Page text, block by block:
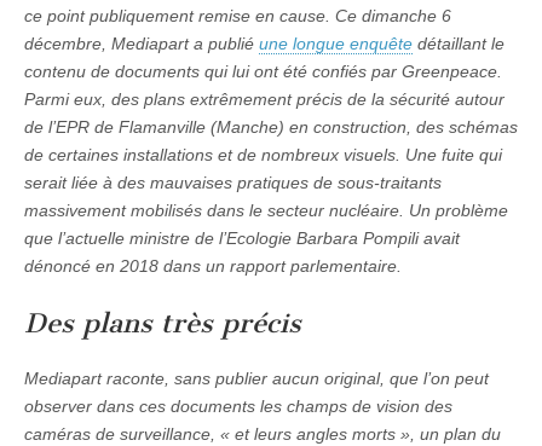
ce point publiquement remise en cause. Ce dimanche 6
décembre, Mediaparta publié une longue enquête détaillant le
contenu de documents qui lui ont été confiés par Greenpeace.
Parmi eux, des plans extrêmement précis de la sécurité autour
de l’EPR de Flamanville (Manche) en construction, des schémas
de certaines installations et de nombreux visuels. Une fuite qui
serait liée à des mauvaises pratiques de sous-traitants
massivement mobilisés dans le secteur nucléaire. Un problème
que l’actuelle ministre de l’Ecologie Barbara Pompili avait
dénoncé en 2018 dans un rapport parlementaire.
Des plans très précis
Mediapartraconte, sans publier aucun original, que l’on peut
observer dans ces documents les champs de vision des
caméras de surveillance, « et leurs angles morts », un plan du